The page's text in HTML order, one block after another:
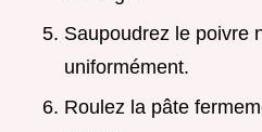
Saupoudrez le poivre
uniformément.
Roulez la pâte